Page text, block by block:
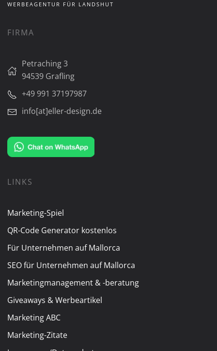
WERBEAGENTUR FÜR LANDSHUT
FIRMA
Petraching 3
94539 Grafling
+49 991 37197987
info[at]eller-design.de
LINKS
Marketing-Spiel
QR-Code Generator kostenlos
Für Unternehmen auf Mallorca
SEO für Unternehmen auf Mallorca
Marketingmanagement & -beratung
Giveaways & Werbeartikel
Marketing ABC
Marketing-Zitate